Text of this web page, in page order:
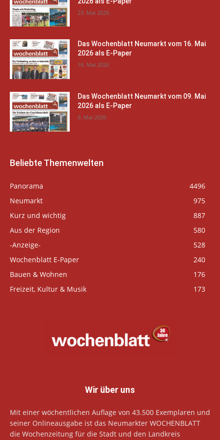
23. Mai 2026
Das Wochenblatt Neumarkt vom 16. Mai
2026 als E-Paper
16. Mai 2026
Das Wochenblatt Neumarkt vom 09. Mai
2026 als E-Paper
9. Mai 2026
Beliebte Themenwelten
Panorama
4496
Neumarkt
975
Kurz und wichtig
887
Aus der Region
580
-Anzeige-
528
Wochenblatt E-Paper
240
Bauen & Wohnen
176
Freizeit, Kultur & Musik
173
Wir über uns
Mit einer wöchentlichen Auflage von 43.500 Exemplaren und
seiner Onlineausgabe ist das Neumarkter WOCHENBLATT
die Wochenzeitung für die Stadt und den Landkreis